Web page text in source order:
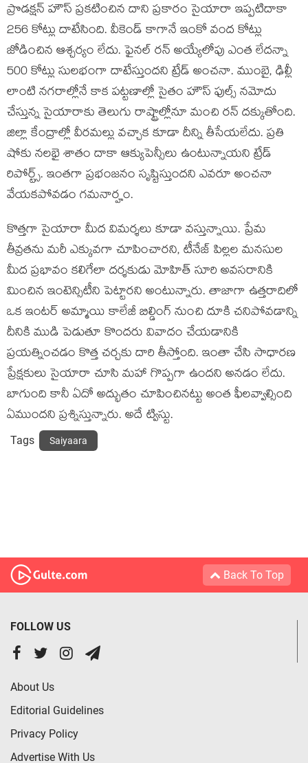
ప్రొడక్షన్ హౌస్ ప్రకటించిన దాని ప్రకారం సైయారా ఇప్పటిదాకా
256 కోట్లు దాటేసింది. వీకెండ్ కాగానే ఇంకో వంద కోట్లు
జోడించిన ఆశ్చర్యం లేదు. ఫైనల్ రన్ అయ్యేలోపు ఎంత లేదన్నా
500 కోట్లు సులభంగా దాటేస్తుందని ట్రేడ్ అంచనా. ముంబై, ఢిల్లీ
లాంటి నగరాల్లోనే కాక పట్టణాల్లో సైతం హౌస్ ఫుల్స్ నమోదు
చేస్తున్న సైయారాకు తెలుగు రాష్ట్రాల్లోనూ మంచి రన్ దక్కుతోంది.
జిల్లా కేంద్రాల్లో వీరమల్లు వచ్చాక కూడా దీన్ని తీసేయలేదు. ప్రతి
షోకు నలభై శాతం దాకా ఆక్యుపెన్సీలు ఉంటున్నాయని ట్రేడ్
రిపోర్ట్స్. ఇంతగా ప్రభంజనం సృష్టిస్తుందని ఎవరూ అంచనా
వేయకపోవడం గమనార్హం.
కొత్తగా సైయారా మీద విమర్శలు కూడా వస్తున్నాయి. ప్రేమ
తీవ్రతను మరీ ఎక్కువగా చూపించారని, టీనేజ్ పిల్లల మనసుల
మీద ప్రభావం కలిగేలా దర్శకుడు మోహిత్ సూరి అవసరానికి
మించిన ఇంటెన్సిటీని పెట్టారని అంటున్నారు. తాజాగా ఉత్తరాదిలో
ఒక ఇంటర్ అమ్మాయి కాలేజీ బిల్డింగ్ నుంచి దూకి చనిపోవడాన్ని
దీనికి ముడి పెడుతూ కొందరు వివాదం చేయడానికి
ప్రయత్నించడం కొత్త చర్చకు దారి తీస్తోంది. ఇంతా చేసి సాధారణ
ప్రేక్షకులు సైయారా చూసి మహా గొప్పగా ఉందని అనడం లేదు.
బాగుంది కానీ ఏదో అద్భుతం చూపించినట్టు అంత ఫీలవ్వాల్సింది
ఏముందని ప్రశ్నిస్తున్నారు. అదే ట్విస్టు.
Tags Saiyaara
Back To Top
FOLLOW US
About Us
Editorial Guidelines
Privacy Policy
Advertise With Us